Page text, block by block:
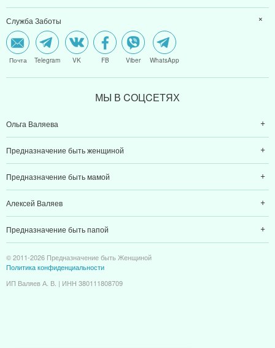
Служба Заботы
Почта Telegram VK FB Viber WhatsApp
МЫ В CОЦCЕТЯХ
Ольга Валяева
Предназначение быть женщиной
Предназначение быть мамой
Алексей Валяев
Предназначение быть папой
© 2011-2026 Предназначение быть Женщиной
Политика конфиденциальности
ИП Валяев А. В. | ИНН 380111808709